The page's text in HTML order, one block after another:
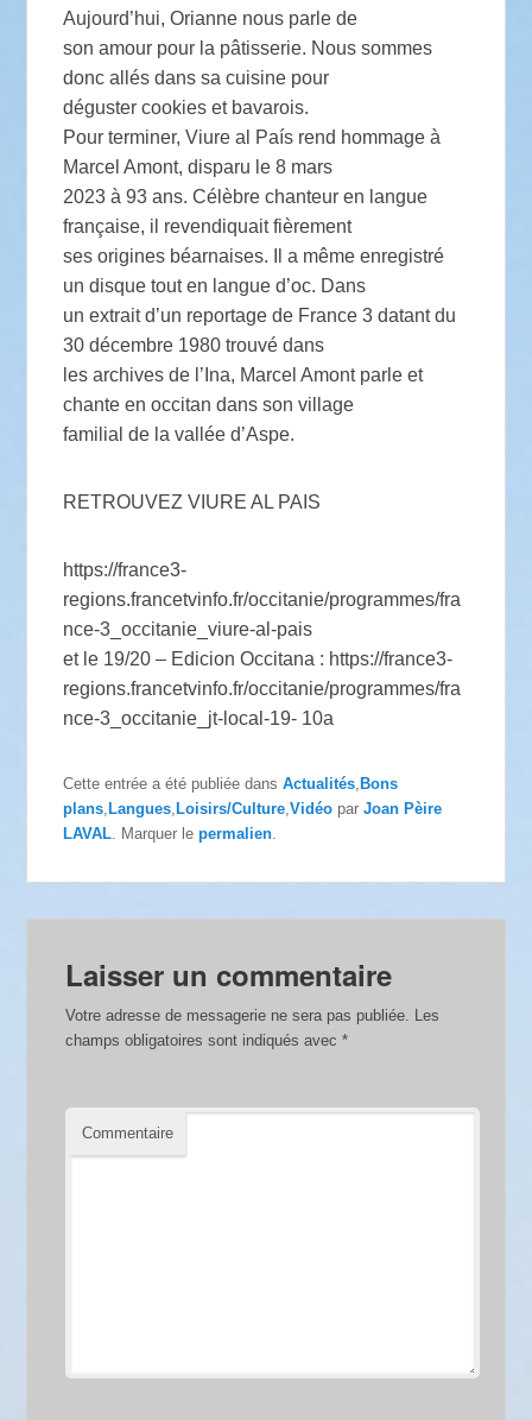
Aujourd’hui, Orianne nous parle de
son amour pour la pâtisserie. Nous sommes
donc allés dans sa cuisine pour
déguster cookies et bavarois.
Pour terminer, Viure al País rend hommage à
Marcel Amont, disparu le 8 mars
2023 à 93 ans. Célèbre chanteur en langue
française, il revendiquait fièrement
ses origines béarnaises. Il a même enregistré
un disque tout en langue d’oc. Dans
un extrait d’un reportage de France 3 datant du
30 décembre 1980 trouvé dans
les archives de l’Ina, Marcel Amont parle et
chante en occitan dans son village
familial de la vallée d’Aspe.
RETROUVEZ VIURE AL PAIS
https://france3-
regions.francetvinfo.fr/occitanie/programmes/fra
nce-3_occitanie_viure-al-pais
et le 19/20 – Edicion Occitana : https://france3-
regions.francetvinfo.fr/occitanie/programmes/fra
nce-3_occitanie_jt-local-19- 10a
Cette entrée a été publiée dansActualités Bons
plans Langues Loisirs/Culture ,Vidéo parJoan Pèire
LAVAL . Marquer lepermalien
Laisser un commentaire
Votre adresse de messagerie ne sera pas publiée.
Les
champs obligatoires sont indiqués avec*
Commentaire